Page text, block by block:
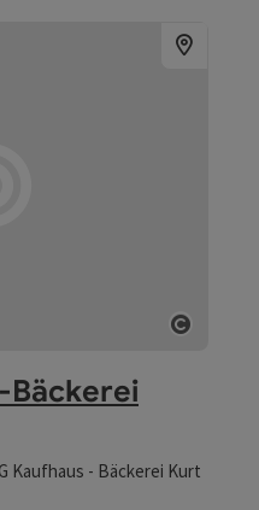
Kaufhaus-Bäckerei Kurt Wöß
Bäckerei
Kaufhaus - Bäckerei Kurt